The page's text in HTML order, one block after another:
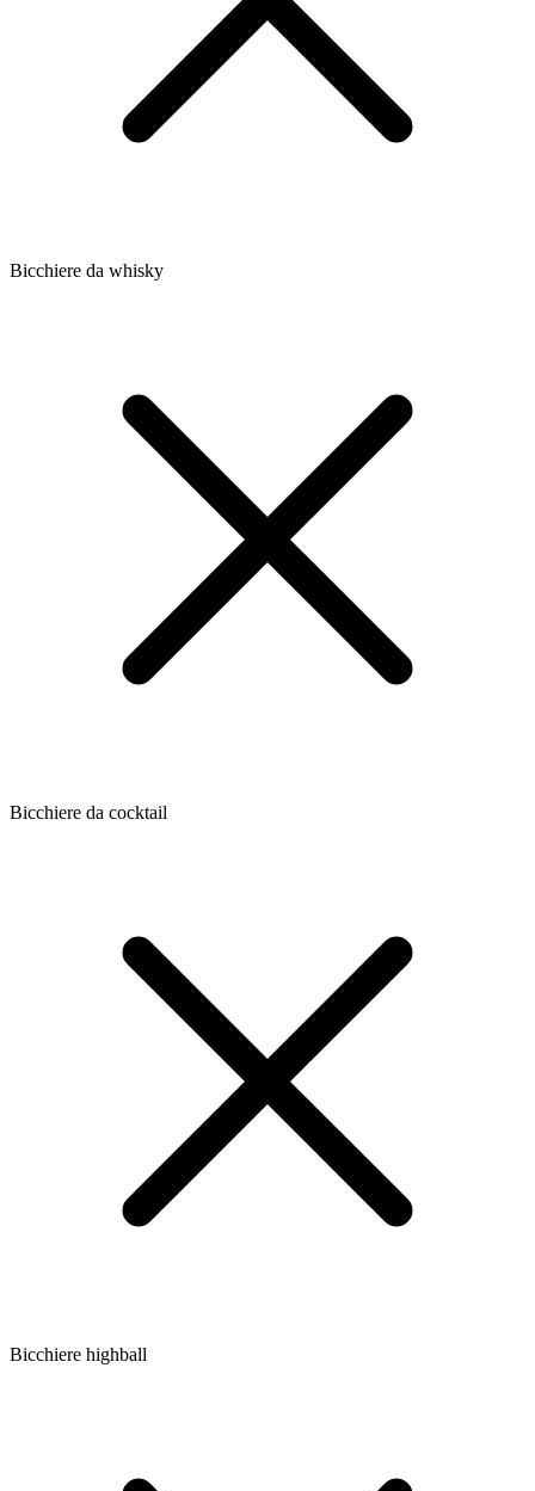
Bicchiere da whisky
Bicchiere da cocktail
Bicchiere highball